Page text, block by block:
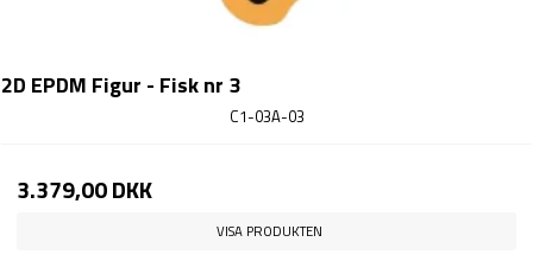
2D EPDM Figur - Fisk nr 3
C1-03A-03
3.379,00 DKK
VISA PRODUKTEN